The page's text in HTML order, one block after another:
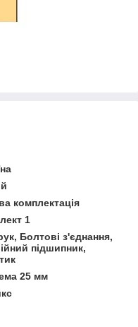
комплектація
1
Болтові з'єднання,
підшипник,
25 мм